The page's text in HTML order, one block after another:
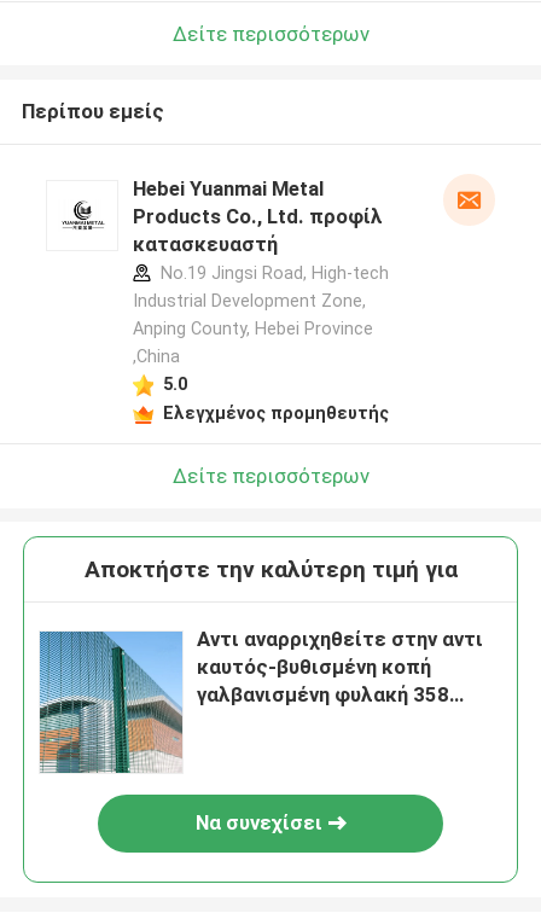
Δείτε περισσότερων
Περίπου εμείς
Hebei Yuanmai Metal
Products Co., Ltd. προφίλ
κατασκευαστή
No.19 Jingsi Road, High-tech
Industrial Development Zone,
Anping County, Hebei Province
,China
5.0
Ελεγχμένος προμηθευτής
Δείτε περισσότερων
Αποκτήστε την καλύτερη τιμή για
Αντι αναρριχηθείτε στην αντι
καυτός-βυθισμένη κοπή
γαλβανισμένη φυλακή 358
Να συνεχίσει